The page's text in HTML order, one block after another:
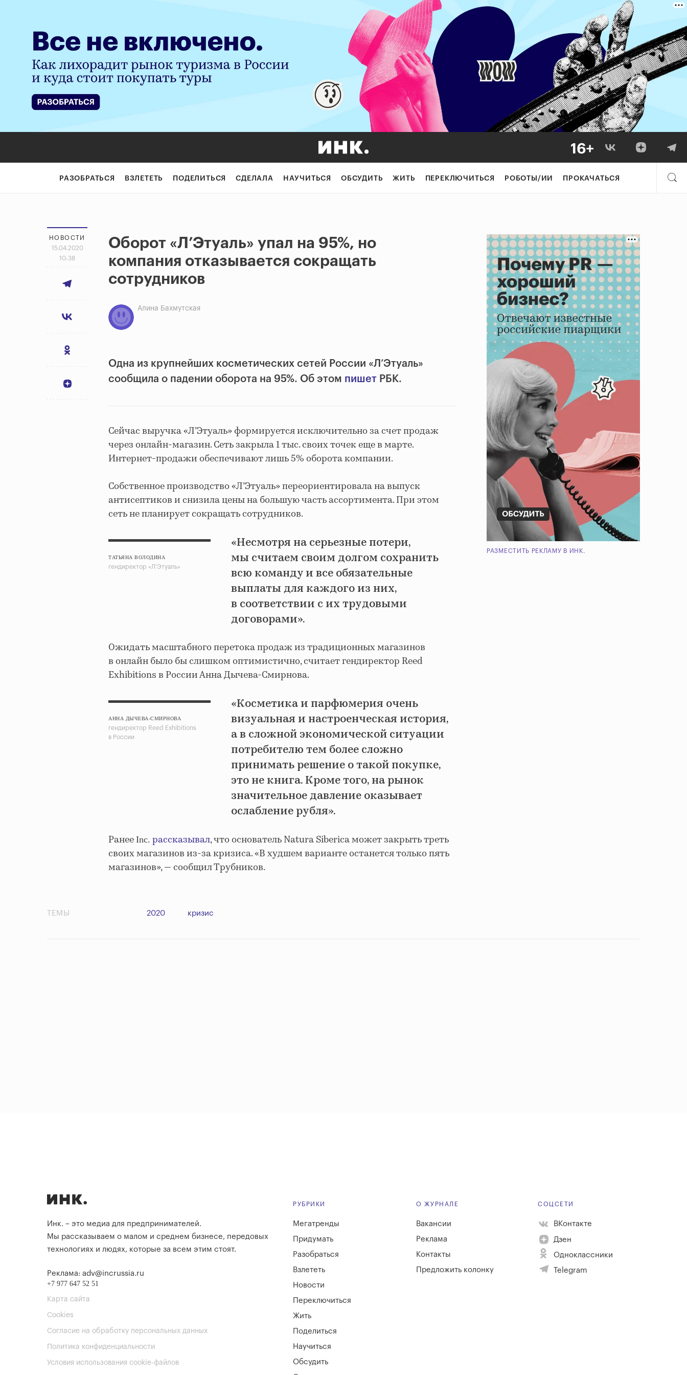
РАЗОБРАТЬСЯ ВЗЛЕТЕТЬ ПОДЕЛИТЬСЯ СДЕЛАЛА НАУЧИТЬСЯ ОБСУДИТЬ ЖИТЬ ПЕРЕКЛЮЧИТЬСЯ РОБОТЫ/ИИ ПРОКАЧАТЬСЯ
НОВОСТИ
15.04.2020
10:38
Оборот «Л’Этуаль» упал на 95%, но
компания отказывается сокращать
сотрудников
Алина Бахмутская
Одна из крупнейших косметических сетей России «Л’Этуаль»
сообщила о падении оборота на 95%. Об этом пишет РБК.
Сейчас выручка «Л’Этуаль» формируется исключительно за счет продаж
через онлайн-магазин. Сеть закрыла 1 тыс. своих точек еще в марте.
Интернет-продажи обеспечивают лишь 5% оборота компании.
Собственное производство «Л’Этуаль» переориентировала на выпуск
антисептиков и снизила цены на большую часть ассортимента. При этом
сеть не планирует сокращать сотрудников.
ТАТЬЯНА ВОЛОДИНА
гендиректор «Л’Этуаль»
«Несмотря на серьезные потери,
мы считаем своим долгом сохранить
всю команду и все обязательные
выплаты для каждого из них,
в соответствии с их трудовыми
договорами».
Ожидать масштабного перетока продаж из традиционных магазинов
в онлайн было бы слишком оптимистично, считает гендиректор Reed
Exhibitions в России Анна Дычева-Смирнова.
АННА ДЫЧЕВА-СМИРНОВА
гендиректор Reed Exhibitions
в России
«Косметика и парфюмерия очень
визуальная и настроенческая история,
а в сложной экономической ситуации
потребителю тем более сложно
принимать решение о такой покупке,
это не книга. Кроме того, на рынок
значительное давление оказывает
ослабление рубля».
Ранее Inc. рассказывал, что основатель Natura Siberica может закрыть треть
своих магазинов из-за кризиса.«В худшем варианте останется только пять
магазинов», — сообщил Трубников.
РАЗМЕСТИТЬ РЕКЛАМУ В ИНК.
ТЕМЫ 2020 кризис
Инк. – это медиа для предпринимателей.
Мы рассказываем о малом и среднем бизнесе, передовых
технологиях и людях, которые за всем этим стоят.
Реклама: adv@incrussia.ru
+7 977 647 52 51
Карта сайта
Cookies
Согласие на обработку персональных данных
Политика конфиденциальности
Условия использования cookie-файлов
РУБРИКИ
Мегатренды
Придумать
Разобраться
Взлететь
Новости
Переключиться
Жить
Поделиться
Научиться
Обсудить
О ЖУРНАЛЕ
Вакансии
Реклама
Контакты
Предложить колонку
СОЦСЕТИ
ВКонтакте
Дзен
Одноклассники
Telegram